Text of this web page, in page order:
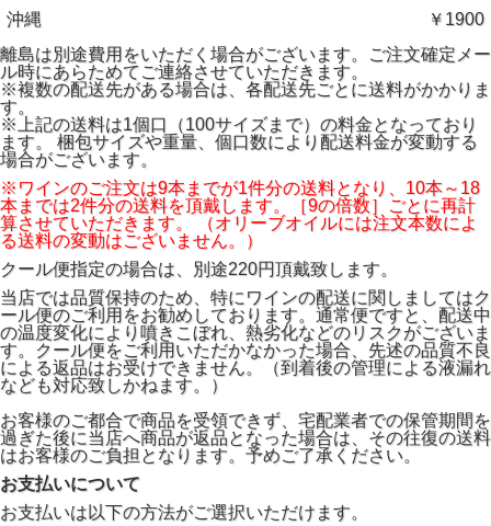
沖縄
￥1900
離島は別途費用をいただく場合がございます。ご注文確定メー
ル時にあらためてご連絡させていただきます。
※複数の配送先がある場合は、各配送先ごとに送料がかかりま
す。
※上記の送料は1個口（100サイズまで）の料金となっており
ます。 梱包サイズや重量、個口数により配送料金が変動する
場合がございます。
※ワインのご注文は9本までが1件分の送料となり、10本～18
本までは2件分の送料を頂戴します。［9の倍数］ごとに再計
算させていただきます。 （オリーブオイルには注文本数によ
る送料の変動はございません。）
クール便指定の場合は、別途220円頂戴致します。
当店では品質保持のため、特にワインの配送に関しましてはク
ール便のご利用をお勧めしております。通常便ですと、配送中
の温度変化により噴きこぼれ、熱劣化などのリスクがございま
す。クール便をご利用いただかなかった場合、先述の品質不良
による返品はお受けできません。（到着後の管理による液漏れ
なども対応致しかねます。）
お客様のご都合で商品を受領できず、宅配業者での保管期間を
過ぎた後に当店へ商品が返品となった場合は、その往復の送料
はお客様のご負担となります。予めご了承ください。
お支払いについて
お支払いは以下の方法がご選択いただけます。